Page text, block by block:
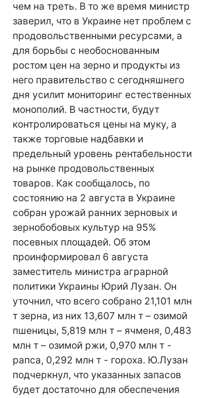
чем на треть. В то же время министр
заверил, что в Украине нет проблем с
продовольственными ресурсами, а
для борьбы с необоснованным
ростом цен на зерно и продукты из
него правительство с сегодняшнего
дня усилит мониторинг естественных
монополий. В частности, будут
контролироваться цены на муку, а
также торговые надбавки и
предельный уровень рентабельности
на рынке продовольственных
товаров. Как сообщалось, по
состоянию на 2 августа в Украине
собран урожай ранних зерновых и
зернобобовых культур на 95%
посевных площадей. Об этом
проинформировал 6 августа
заместитель министра аграрной
политики Украины Юрий Лузан. Он
уточнил, что всего собрано 21,101 млн
т зерна, из них 13,607 млн т – озимой
пшеницы, 5,819 млн т – ячменя, 0,483
млн т – озимой ржи, 0,970 млн т -
рапса, 0,292 млн т - гороха. Ю.Лузан
подчеркнул, что указанных запасов
будет достаточно для обеспечения